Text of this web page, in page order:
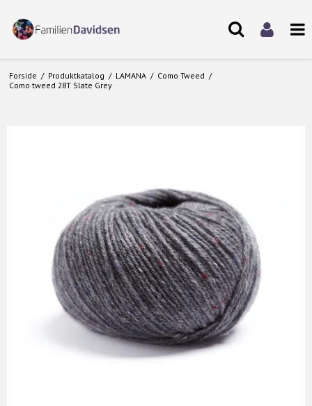
Forside / Produktkatalog / LAMANA / Como Tweed /
Como tweed 28T Slate Grey